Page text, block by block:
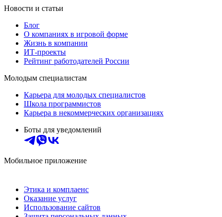
Новости и статьи
Блог
О компаниях в игровой форме
Жизнь в компании
ИТ-проекты
Рейтинг работодателей России
Молодым специалистам
Карьера для молодых специалистов
Школа программистов
Карьера в некоммерческих организациях
Боты для уведомлений
Мобильное приложение
Этика и комплаенс
Оказание услуг
Использование сайтов